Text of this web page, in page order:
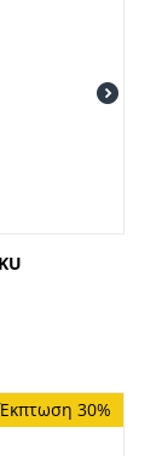
Έκπτωση 30%